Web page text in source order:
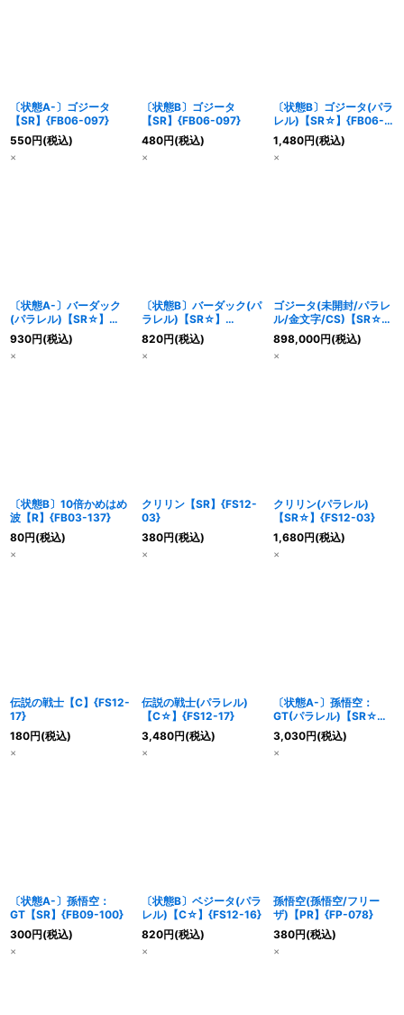
〔状態A-〕ゴジータ
【SR】{FB06-097}
550円(税込)
×
〔状態B〕ゴジータ
【SR】{FB06-097}
480円(税込)
×
〔状態B〕ゴジータ(パラ
レル)【SR☆】{FB06-
097}
1,480円(税込)
×
〔状態A-〕バーダック
(パラレル)【SR☆】
{FS05-11}
930円(税込)
×
〔状態B〕バーダック(パ
ラレル)【SR☆】
{FS05-11}
820円(税込)
×
ゴジータ(未開封/パラレ
ル/金文字/CS)【SR☆】
{FB06-097}
898,000円(税込)
×
〔状態B〕10倍かめはめ
波【R】{FB03-137}
80円(税込)
×
クリリン【SR】{FS12-
03}
380円(税込)
×
クリリン(パラレル)
【SR☆】{FS12-03}
1,680円(税込)
×
伝説の戦士【C】{FS12-
17}
180円(税込)
×
伝説の戦士(パラレル)
【C☆】{FS12-17}
3,480円(税込)
×
〔状態A-〕孫悟空：
GT(パラレル)【SR☆】
{FB09-100}
3,030円(税込)
×
〔状態A-〕孫悟空：
GT【SR】{FB09-100}
300円(税込)
×
〔状態B〕ベジータ(パラ
レル)【C☆】{FS12-16}
820円(税込)
×
孫悟空(孫悟空/フリー
ザ)【PR】{FP-078}
380円(税込)
×